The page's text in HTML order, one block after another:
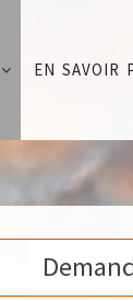
EN SAVOIR